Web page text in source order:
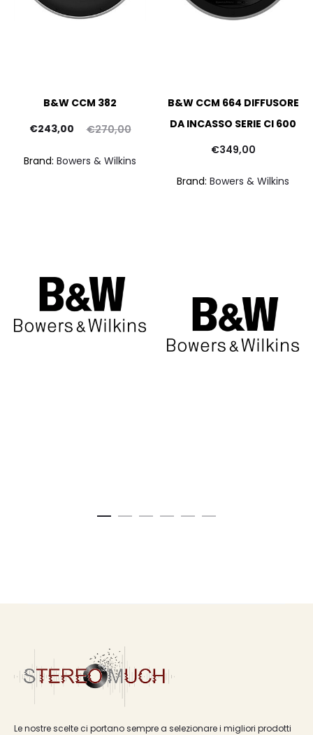
B&W CCM 382
€270,00
Il
€243,00
Brand: Bowers & Wilkins
B&W CCM 664 DIFFUSORE
DA INCASSO SERIE CI 600
€349,00
Brand: Bowers & Wilkins
Le nostre scelte ci portano sempre a selezionare i migliori prodotti